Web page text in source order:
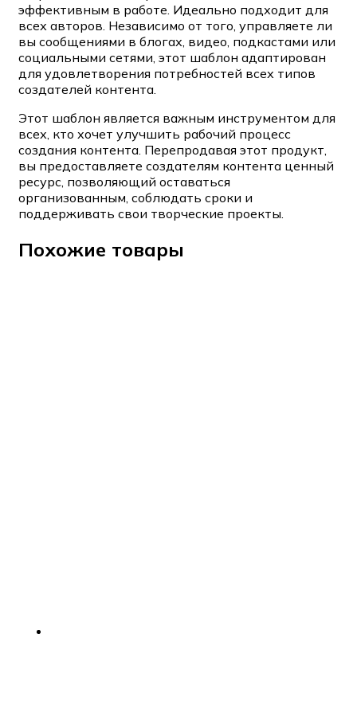
эффективным в работе. Идеально подходит для
всех авторов. Независимо от того, управляете ли
вы сообщениями в блогах, видео, подкастами или
социальными сетями, этот шаблон адаптирован
для удовлетворения потребностей всех типов
создателей контента.
Этот шаблон является важным инструментом для
всех, кто хочет улучшить рабочий процесс
создания контента. Перепродавая этот продукт,
вы предоставляете создателям контента ценный
ресурс, позволяющий оставаться
организованным, соблюдать сроки и
поддерживать свои творческие проекты.
Похожие товары